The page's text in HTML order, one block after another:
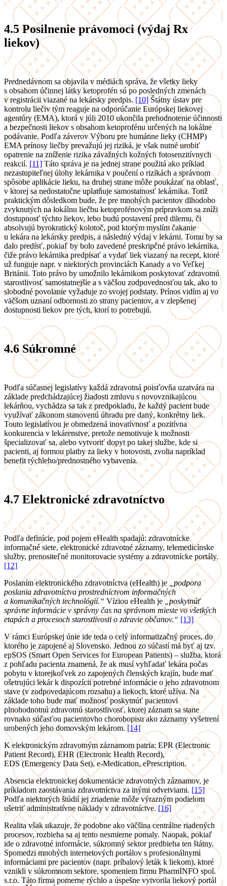
4.5 Posilnenie právomoci (výdaj Rx
liekov)
Prednedávnom sa objavila v médiách správa, že všetky lieky
s obsahom účinnej látky ketoprofén sú po posledných zmenách
v registrácii viazané na lekársky predpis. [10] Štátny ústav pre
kontrolu liečiv tým reaguje na odporúčanie Európskej liekovej
agentúry (EMA), ktorá v júli 2010 ukončila prehodnotenie účinnosti
a bezpečnosti liekov s obsahom ketoprofénu určených na lokálne
podávanie. Podľa záverov Výboru pre humánne lieky (CHMP)
EMA prínosy liečby prevažujú jej riziká, je však nutné urobiť
opatrenie na zníženie rizika závažných kožných fotosenzitívnych
reakcií. [11]Táto správa je na jednej strane použitá ako príklad
nezastupiteľnej úlohy lekárnika v poučení o rizikách a správnom
spôsobe aplikácie lieku, na druhej strane môže poukázať na oblasť,
v ktorej sa nedostatočne uplatňuje samostatnosť lekárnika. Totiž
praktickým dôsledkom bude, že pre mnohých pacientov dlhodobo
zvyknutých na lokálnu liečbu ketoprofénovým prípravkom sa zníži
dostupnosť týchto liekov, lebo budú postavení pred dilemu, či
absolvujú byrokratický kolotoč, pod ktorým myslím čakanie
u lekára na lekársky predpis, a následný výdaj v lekárni. Tomu by sa
dalo predísť, pokiaľ by bolo zavedené preskripčné právo lekárnika,
čiže právo lekárnika predpísať a vydať liek viazaný na recept, ktoré
už funguje napr. v niektorých provinciách Kanady a vo Veľkej
Británii. Toto právo by umožnilo lekárnikom poskytovať zdravotnú
starostlivosť samostatnejšie a s väčšou zodpovednosťou tak, ako to
slobodné povolanie vyžaduje zo svojej podstaty. Prínos vidím aj vo
väčšom uznaní odbornosti zo strany pacientov, a v zlepšenej
dostupnosti liekov pre tých, ktorí to potrebujú.
4.6 Súkromné
Podľa súčasnej legislatívy každá zdravotná poisťovňa uzatvára na
základe predchádzajúcej žiadosti zmluvu s novovznikajúcou
lekárňou, vychádza sa tak z predpokladu, že každý pacient bude
využívať zákonom stanovenú úhradu pre daný, konkrétny liek.
Touto legislatívou je obmedzená inovatívnosť a pozitívna
konkurencia v lekárenstve, pretože nemotivuje k možnosti
špecializovať sa, alebo vytvoriť dopyt po takej službe, kde si
pacienti, aj formou platby za lieky v hotovosti, zvolia napríklad
benefit rýchleho/prednostného vybavenia.
4.7 Elektronické zdravotníctvo
Podľa definície, pod pojem eHealth spadajú: zdravotnícke
informačné siete, elektronické zdravotné záznamy, telemedicínske
služby, prenositeľné monitorovacie systémy a zdravotnícke portály.
[12]
Poslaním elektronického zdravotníctva (eHealth) je
„podpora
poslania zdravotníctva prostredníctvom informačných
a komunikačných technológií.“ Víziou eHealth je
„poskytnúť
správne informácie v správny čas na správnom mieste vo všetkých
etapách a procesoch starostlivosti o zdravie občanov.“ [13]
V rámci Európskej únie ide teda o celý informatizačný proces, do
ktorého je zapojené aj Slovensko. Jednou zo súčastí má byť aj tzv.
epSOS (Smart Open Services for European Patients) – služba, ktorá
z pohľadu pacienta znamená, že ak musí vyhľadať lekára počas
pobytu v ktorejkoľvek zo zapojených členských krajín, bude mať
ošetrujúci lekár k dispozícii potrebné informácie o jeho zdravotnom
stave (v zodpovedajúcom rozsahu) a liekoch, ktoré užíva. Na
základe toho bude mať možnosť poskytnúť pacientovi
plnohodnotnú zdravotnú starostlivosť, ktorej záznam sa stane
rovnako súčasťou pacientovho chorobopisu ako záznamy vyšetrení
urobených jeho domovským lekárom. [14]
K elektronickým zdravotným záznamom patria: EPR (Electronic
Patient Record), EHR (Electronic Health Record),
EDS (Emergency Data Set), e-Medication, ePrescription.
Absencia elektronickej dokumentácie zdravotných záznamov, je
príkladom zaostávania zdravotníctva za inými odvetviami. [15]
Podľa niektorých štúdií jej zriadenie môže výrazným podielom
ušetriť administratívne náklady v zdravotníctve.[16]
Realita však ukazuje, že podobne ako väčšina centrálne riadených
procesov, rozbieha sa aj tento nesmierne pomaly. Naopak, pokiaľ
ide o zdravotné informácie, súkromný sektor predbieha ten štátny.
Spomedzi mnohých internetových portálov s profesionálnymi
informáciami pre pacientov (napr. príbalový leták k liekom), ktoré
vznikli v súkromnom sektore, spomeniem firmu PharmINFO spol.
s.r.o. Táto firma pomerne rýchlo a úspešne vytvorila liekový portál